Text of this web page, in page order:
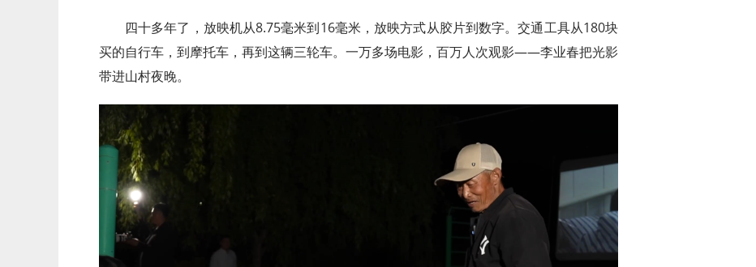
四十多年了，放映机从8.75毫米到16毫米，放映方式从胶片到数字。交通工具从180块
买的自行车，到摩托车，再到这辆三轮车。一万多场电影，百万人次观影——李业春把光影
带进山村夜晚。